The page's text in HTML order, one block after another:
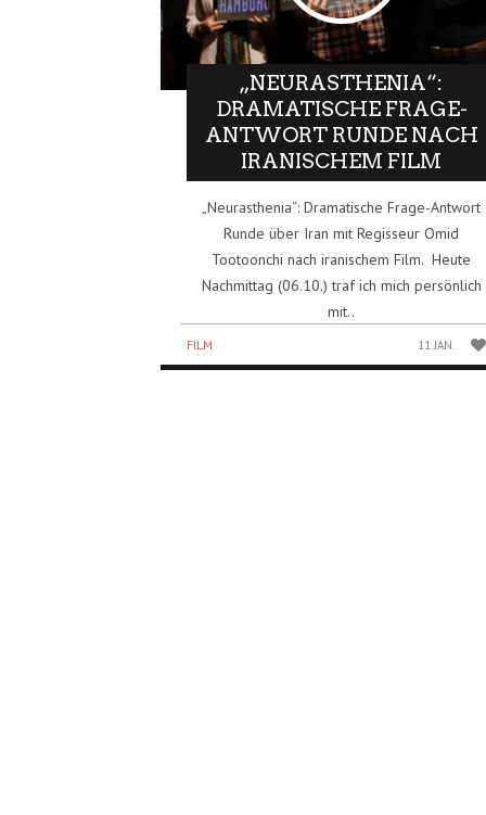
„NEURASTHENIA“:
DRAMATISCHE FRAGE-
ANTWORT RUNDE NACH
IRANISCHEM FILM
„Neurasthenia“: Dramatische Frage-Antwort
Runde über Iran mit Regisseur Omid
Tootoonchi nach iranischem Film. Heute
Nachmittag (06.10.) traf ich mich persönlich
mit..
FILM 11 JAN.